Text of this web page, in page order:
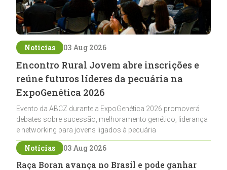
Notícias 03 Aug 2026
Encontro Rural Jovem abre inscrições e
reúne futuros líderes da pecuária na
ExpoGenética 2026
Evento da ABCZ durante a ExpoGenética 2026 promoverá
debates sobre sucessão, melhoramento genético, liderança
e networking para jovens ligados à pecuária
Notícias 03 Aug 2026
Raça Boran avança no Brasil e pode ganhar